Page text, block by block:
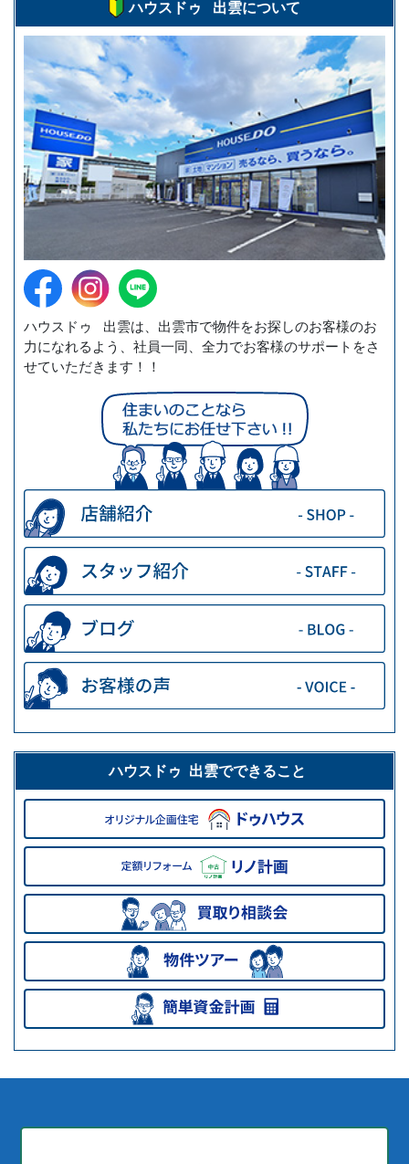
ハウスドゥ 出雲について
ハウスドゥ 出雲は、出雲市で物件をお探しのお客様のお
力になれるよう、社員一同、全力でお客様のサポートをさ
せていただきます！！
ハウスドゥ 出雲でできること